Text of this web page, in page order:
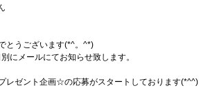
とうございます(*^。^*)
にメールにてお知らせ致します。
レゼント企画☆の応募がスタートしております(*^^)